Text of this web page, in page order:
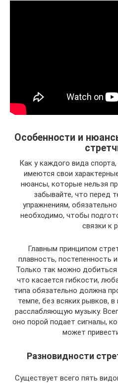
Особенности и
Как у каждого вида
имеются свои
нюансы, которые нельзя
забывайте, что перед
упражнениям,
необходимо, чтобы
связки к
Главным принципом
плавность, постепенность
Только так можно добиться
что касается гибкости,
типа обязательно должна
темпе, без всяких рывков,
расслабляющую музыку.
оно порой подает сигналы,
может
Разновидности
Существует всего пять